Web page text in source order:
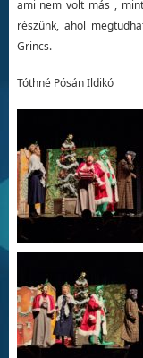
ami nem volt más ,
részünk, ahol
Grincs.
Tóthné Pósán Ildikó